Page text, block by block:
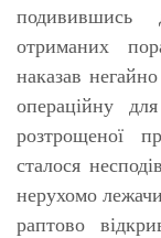
подивившись
отриманих
наказав
операційну
розтрощеної
сталося
нерухомо
раптово